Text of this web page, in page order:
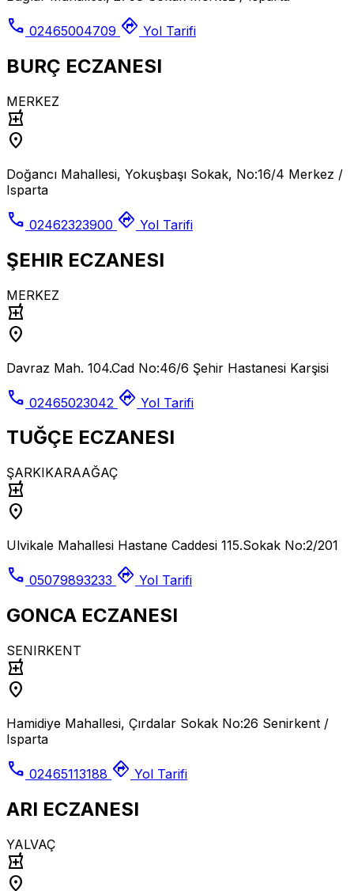
call 02465004709 directions Yol Tarifi
BURÇ ECZANESI
MERKEZ
local_pharmacy
location_on
Doğancı Mahallesi, Yokuşbaşı Sokak, No:16/4 Merkez /
Isparta
call 02462323900 directions Yol Tarifi
ŞEHIR ECZANESI
MERKEZ
local_pharmacy
location_on
Davraz Mah. 104.Cad No:46/6 Şehir Hastanesi Karşisi
call 02465023042 directions Yol Tarifi
TUĞÇE ECZANESI
ŞARKIKARAAĞAÇ
local_pharmacy
location_on
Ulvikale Mahallesi Hastane Caddesi 115.Sokak No:2/201
call 05079893233 directions Yol Tarifi
GONCA ECZANESI
SENIRKENT
local_pharmacy
location_on
Hamidiye Mahallesi, Çırdalar Sokak No:26 Senirkent /
Isparta
call 02465113188 directions Yol Tarifi
ARI ECZANESI
YALVAÇ
local_pharmacy
location_on